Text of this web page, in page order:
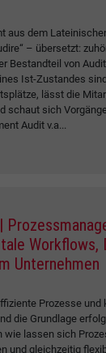
aus dem
– übersetzt:
Bestandteil von
Ist-Zustandes
lässt die
schaut sich
Audit v.a...
Workflows,
Unternehmen
Prozesse und
die Grundlage
wie lassen sich
und gleichzeitig